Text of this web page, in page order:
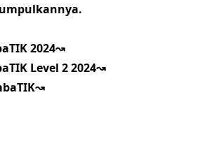
2024↝
Level 2 2024↝